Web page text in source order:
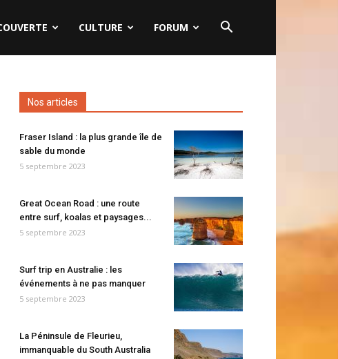
CULTURE FORUM
Nos articles
Fraser Island : la plus grande île de
sable du monde
5 septembre 2023
Great Ocean Road : une route
entre surf, koalas et paysages...
5 septembre 2023
Surf trip en Australie : les
événements à ne pas manquer
5 septembre 2023
La Péninsule de Fleurieu,
immanquable du South Australia